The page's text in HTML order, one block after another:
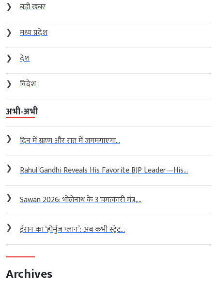
❯
बड़ी खबर
❯
मध्य प्रदेश
❯
देश
❯
विदेश
अभी-अभी
❯ दिन में ग्रहण और रात में जगमगाएगा...
❯ Rahul Gandhi Reveals His Favorite BJP Leader—His...
❯ Sawan 2026: भोलेनाथ के 3 चमत्कारी मंत्र,...
❯ ईरान का ‘होर्मुज प्लान’: अब कभी स्ट्रेट...
Archives